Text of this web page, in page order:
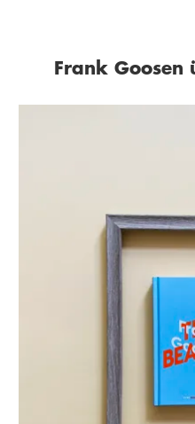
Frank Goosen